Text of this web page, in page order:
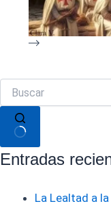
Sin
Entradas
La Lealtad a